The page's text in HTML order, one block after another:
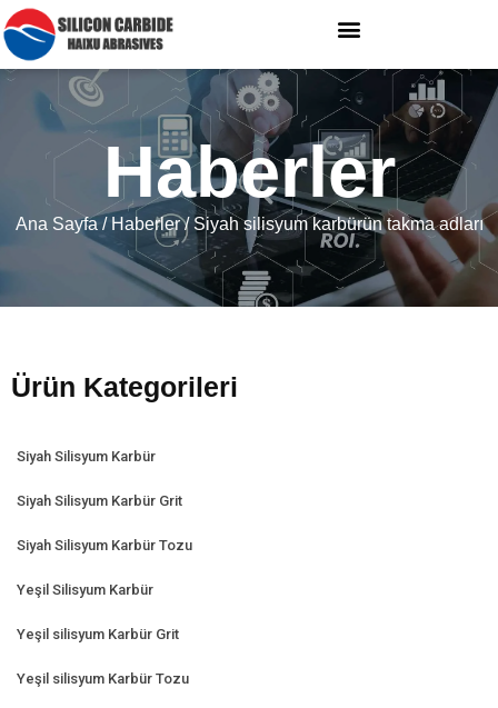
Haberler
Ana Sayfa / Haberler/ Siyah silisyum karbürün takma adları
Ürün Kategorileri
Siyah Silisyum Karbür
Siyah Silisyum Karbür Grit
Siyah Silisyum Karbür Tozu
Yeşil Silisyum Karbür
Yeşil silisyum Karbür Grit
Yeşil silisyum Karbür Tozu